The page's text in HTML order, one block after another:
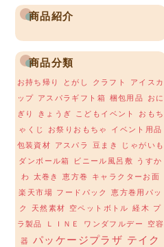
商品紹介
商品分類
お持ち帰り とがし クラフト
アイスカ
ップ
アスパラギフト箱 梱包用品
おに
ぎり
きょうぎ こどもイベント
おもち
ゃくじ
お祭りおもちゃ
イベント用品
包装資材
アスパラ 豆まき
じゃがいも
ダンボール箱
ビニール風呂敷
うすか
わ 太巻き 恵方巻
キャラクターお面
楽天市場 フードパック
恵方巻用パッ
ク
天然素材 空ペットボトル 経木 プ
ラ製品
ＬＩＮＥ ワンダフルデー 空容
器 パッケージプラザ テイク